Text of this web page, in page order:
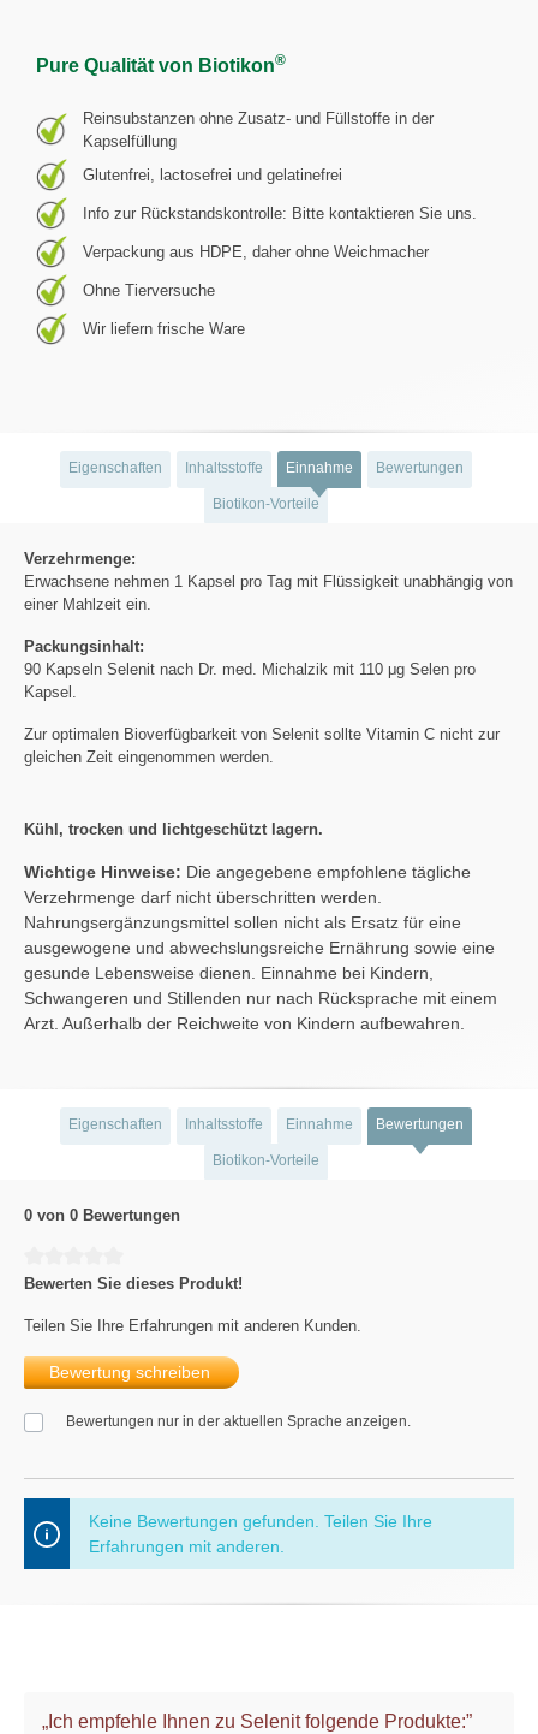
Pure Qualität von Biotikon®
Reinsubstanzen ohne Zusatz- und Füllstoffe in der
Kapselfüllung
Glutenfrei, lactosefrei und gelatinefrei
Info zur Rückstandskontrolle: Bitte kontaktieren Sie uns.
Verpackung aus HDPE, daher ohne Weichmacher
Ohne Tierversuche
Wir liefern frische Ware
Eigenschaften Inhaltsstoffe Einnahme Bewertungen
Biotikon-Vorteile
Verzehrmenge:
Erwachsene nehmen 1 Kapsel pro Tag mit Flüssigkeit unabhängig von
einer Mahlzeit ein.
Packungsinhalt:
90 Kapseln Selenit nach Dr. med. Michalzik mit 110 μg Selen pro
Kapsel.
Zur optimalen Bioverfügbarkeit von Selenit sollte Vitamin C nicht zur
gleichen Zeit eingenommen werden.
Kühl, trocken und lichtgeschützt lagern.
Wichtige Hinweise: Die angegebene empfohlene tägliche
Verzehrmenge darf nicht überschritten werden.
Nahrungsergänzungsmittel sollen nicht als Ersatz für eine
ausgewogene und abwechslungsreiche Ernährung sowie eine
gesunde Lebensweise dienen. Einnahme bei Kindern,
Schwangeren und Stillenden nur nach Rücksprache mit einem
Arzt. Außerhalb der Reichweite von Kindern aufbewahren.
Eigenschaften Inhaltsstoffe Einnahme Bewertungen
Biotikon-Vorteile
0 von 0 Bewertungen
Bewerten Sie dieses Produkt!
Teilen Sie Ihre Erfahrungen mit anderen Kunden.
Bewertung schreiben
Bewertungen nur in der aktuellen Sprache anzeigen.
Keine Bewertungen gefunden. Teilen Sie Ihre
Erfahrungen mit anderen.
„Ich empfehle Ihnen zu Selenit folgende Produkte:”